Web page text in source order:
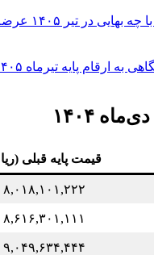
۱۴۰۵ عرضه می‌شود؟
ارقام پایه تیرماه ۱۴۰۵
۱۴۰۴
قیمت پایه قبلی
۸,۰۱۸,۱۰۱,۲۲۲
۸,۶۱۶,۳۰۱,۱۱۱
۹,۰۴۹,۶۳۴,۴۴۴